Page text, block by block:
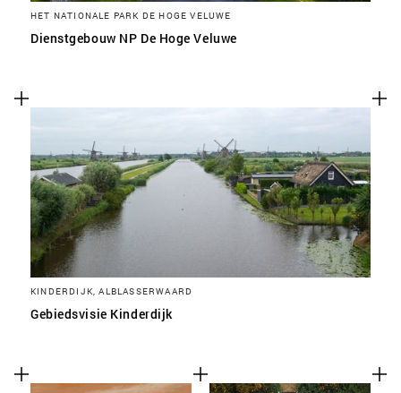
HET NATIONALE PARK DE HOGE VELUWE
Dienstgebouw NP De Hoge Veluwe
KINDERDIJK, ALBLASSERWAARD
Gebiedsvisie Kinderdijk